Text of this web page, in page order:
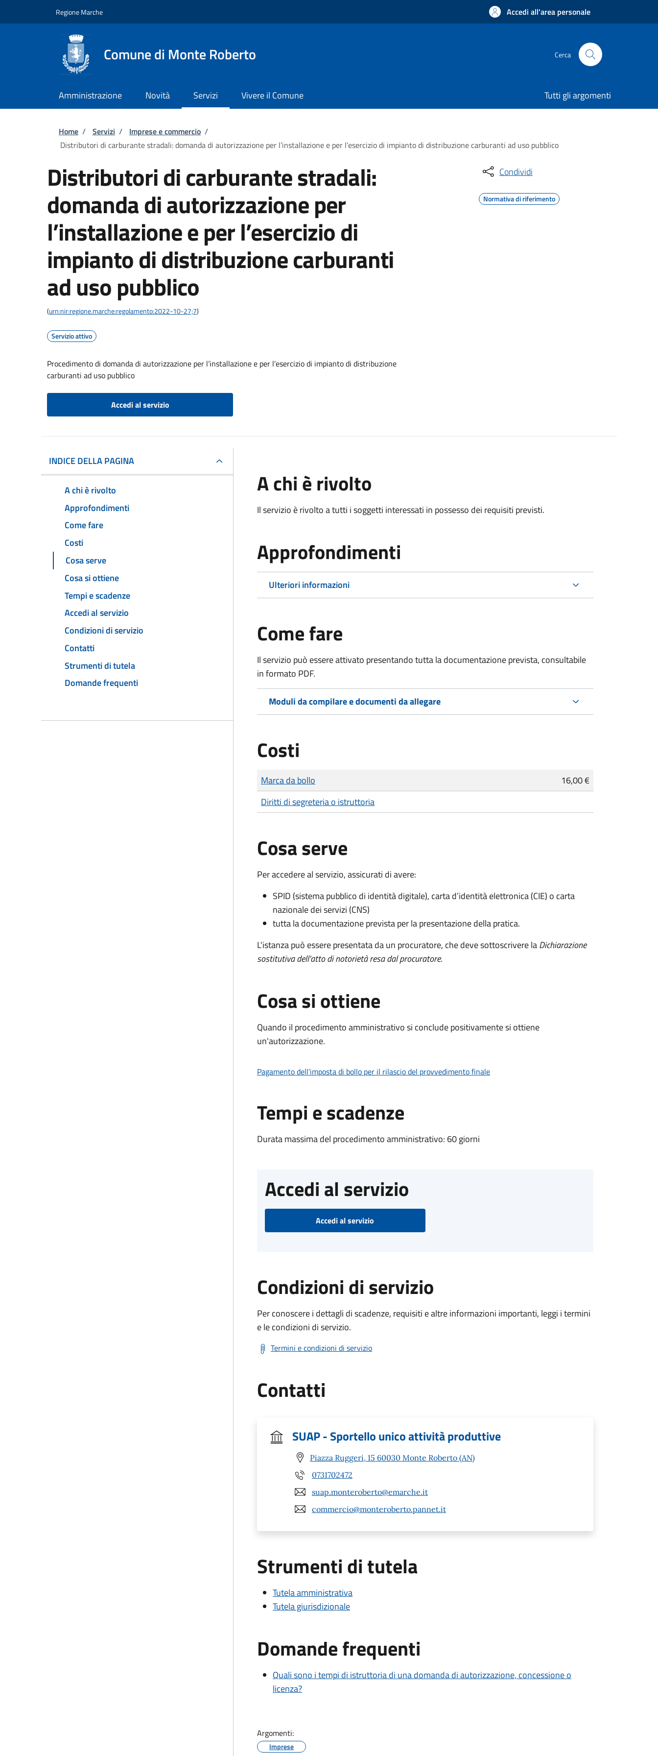
Regione Marche Accedi all'area personale
Comune di Monte Roberto Cerca
Amministrazione Novità Servizi Vivere il Comune Tutti gli argomenti
Briciole di pane
Home / Servizi / Imprese e commercio /
Distributori di carburante stradali: domanda di autorizzazione per l’installazione e per l’esercizio di impianto di distribuzione carburanti ad uso pubblico
Distributori di carburante stradali:
domanda di autorizzazione per
l’installazione e per l’esercizio di
impianto di distribuzione carburanti
ad uso pubblico
(urn:nir:regione.marche:regolamento:2022-10-27;7)
Servizio attivo
Procedimento di domanda di autorizzazione per l’installazione e per l’esercizio di impianto di distribuzione
carburanti ad uso pubblico
Accedi al servizio
Condividi
Normativa di riferimento
INDICE DELLA PAGINA
A chi è rivolto
Approfondimenti
Come fare
Costi
Cosa serve
Cosa si ottiene
Tempi e scadenze
Accedi al servizio
Condizioni di servizio
Contatti
Strumenti di tutela
Domande frequenti
A chi è rivolto
Il servizio è rivolto a tutti i soggetti interessati in possesso dei requisiti previsti.
Approfondimenti
Ulteriori informazioni
Come fare
Il servizio può essere attivato presentando tutta la documentazione prevista, consultabile
in formato PDF.
Moduli da compilare e documenti da allegare
Costi
Tipo di pagamento
Importo
Marca da bollo
16,00 €
Diritti di segreteria o istruttoria
Cosa serve
Per accedere al servizio, assicurati di avere:
SPID (sistema pubblico di identità digitale), carta d’identità elettronica (CIE) o carta
nazionale dei servizi (CNS)
tutta la documentazione prevista per la presentazione della pratica.
L'istanza può essere presentata da un procuratore, che deve sottoscrivere laDichiarazione
sostitutiva dell'atto di notorietà resa dal procuratore.
Cosa si ottiene
Quando il procedimento amministrativo si conclude positivamente si ottiene
un'autorizzazione.
Pagamento dell'imposta di bollo per il rilascio del provvedimento finale
Tempi e scadenze
Durata massima del procedimento amministrativo: 60 giorni
Accedi al servizio
Accedi al servizio
Condizioni di servizio
Per conoscere i dettagli di scadenze, requisiti e altre informazioni importanti, leggi i termini
e le condizioni di servizio.
Termini e condizioni di servizio
Contatti
SUAP - Sportello unico attività produttive
Piazza Ruggeri, 15 60030 Monte Roberto (AN)
0731702472
suap.monteroberto@emarche.it
commercio@monteroberto.pannet.it
Strumenti di tutela
Tutela amministrativa
Tutela giurisdizionale
Domande frequenti
Quali sono i tempi di istruttoria di una domanda di autorizzazione, concessione o
licenza?
Argomenti:
Imprese